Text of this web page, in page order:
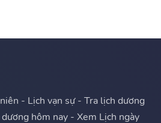
- Lịch vạn sự - Tra lịch dương
hôm nay - Xem Lịch ngày